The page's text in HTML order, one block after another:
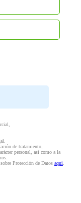
de tratamiento,
personal, así como a la
Protección de Datos aquí.